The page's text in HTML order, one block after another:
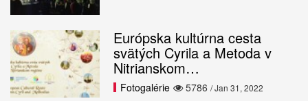
Európska kultúrna cesta
svätých Cyrila a Metoda v
Nitrianskom…
5786
Fotogalérie / Jan 31, 2022